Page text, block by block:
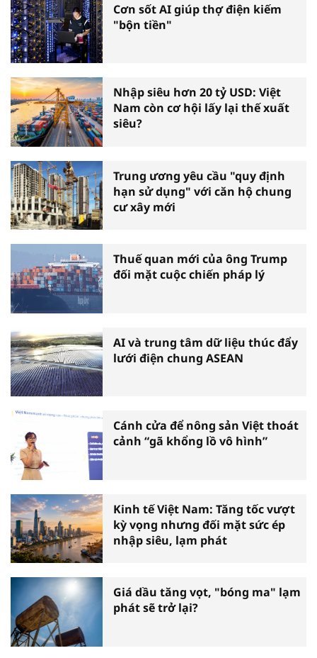
Cơn sốt AI giúp thợ điện kiếm
"bộn tiền"
Nhập siêu hơn 20 tỷ USD: Việt
Nam còn cơ hội lấy lại thế xuất
siêu?
Trung ương yêu cầu "quy định
hạn sử dụng" với căn hộ chung
cư xây mới
Thuế quan mới của ông Trump
đối mặt cuộc chiến pháp lý
AI và trung tâm dữ liệu thúc đẩy
lưới điện chung ASEAN
Cánh cửa để nông sản Việt thoát
cảnh “gã khổng lồ vô hình”
Kinh tế Việt Nam: Tăng tốc vượt
kỳ vọng nhưng đối mặt sức ép
nhập siêu, lạm phát
Giá dầu tăng vọt, "bóng ma" lạm
phát sẽ trở lại?